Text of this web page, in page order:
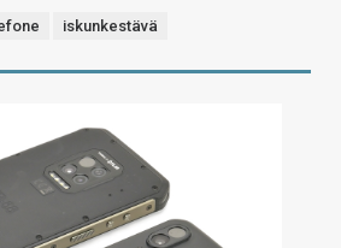
iskunkestävä